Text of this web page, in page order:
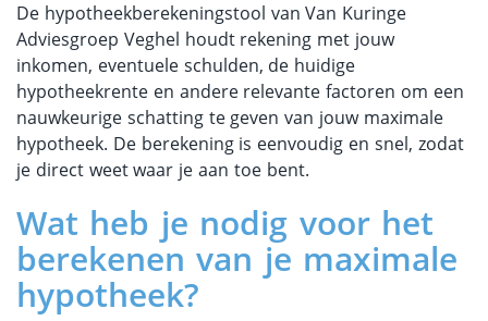
De hypotheekberekeningstool van Van Kuringe
Adviesgroep Veghel houdt rekening met jouw
inkomen, eventuele schulden, de huidige
hypotheekrente en andere relevante factoren om een
nauwkeurige schatting te geven van jouw maximale
hypotheek. De berekening is eenvoudig en snel, zodat
je direct weet waar je aan toe bent.
Wat heb je nodig voor het
berekenen van je maximale
hypotheek?